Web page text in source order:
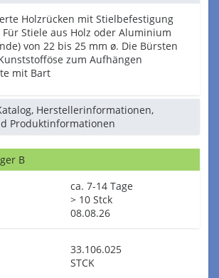
Holzrücken mit Stielbefestigung
Stiele aus Holz oder Aluminium
von 22 bis 25 mm ø. Die Bürsten
zum Aufhängen
mit Bart
Herstellerinformationen,
Produktinformationen
B
ca. 7-14 Tage
> 10 Stck
08.08.26
33.106.025
STCK